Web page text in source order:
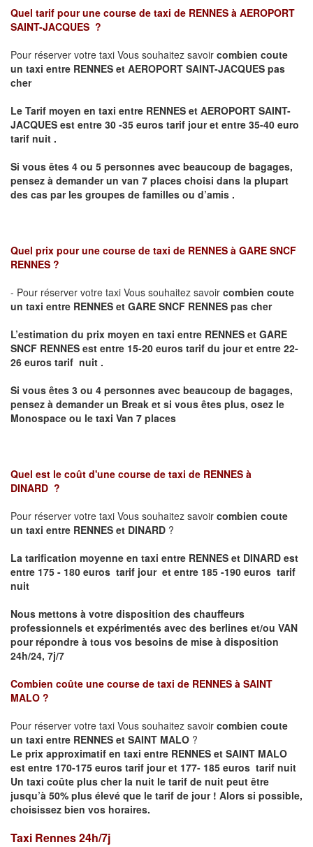
Quel tarif pour une course de taxi de RENNES à AEROPORT
SAINT-JACQUES ?
Pour réserver votre taxi Vous souhaitez savoir combien coute
un taxi entre RENNES et AEROPORT SAINT-JACQUES pas
cher
Le Tarif moyen en taxi entre RENNES et AEROPORT SAINT-
JACQUES est entre 30 -35 euros tarif jour et entre 35-40 euro
tarif nuit .
Si vous êtes 4 ou 5 personnes avec beaucoup de bagages,
pensez à demander un van 7 places choisi dans la plupart
des cas par les groupes de familles ou d’amis .
Quel prix pour une course de taxi de RENNES à GARE SNCF
RENNES ?
- Pour réserver votre taxi Vous souhaitez savoir combien coute
un taxi entre RENNES et GARE SNCF RENNES pas cher
L’estimation du prix moyen en taxi entre RENNES et GARE
SNCF RENNES est entre 15-20 euros tarif du jour et entre 22-
26 euros tarif nuit .
Si vous êtes 3 ou 4 personnes avec beaucoup de bagages,
pensez à demander un Break et si vous êtes plus, osez le
Monospace ou le taxi Van 7 places
Quel est le coût d'une course de taxi de RENNES à
DINARD ?
Pour réserver votre taxi Vous souhaitez savoir combien coute
un taxi entre RENNES et DINARD ?
La tarification moyenne en taxi entre RENNES et DINARD est
entre 175 - 180 euros tarif jour et entre 185 -190 euros tarif
nuit
Nous mettons à votre disposition des chauffeurs
professionnels et expérimentés avec des berlines et/ou VAN
pour répondre à tous vos besoins de mise à disposition
24h/24, 7j/7
Combien coûte une course de taxi de RENNES à SAINT
MALO ?
Pour réserver votre taxi Vous souhaitez savoir combien coute
un taxi entre RENNES et SAINT MALO ?
Le prix approximatif en taxi entre RENNES et SAINT MALO
est entre 170-175 euros tarif jour et 177- 185 euros tarif nuit
Un taxi coûte plus cher la nuit le tarif de nuit peut être
jusqu’à 50% plus élevé que le tarif de jour ! Alors si possible,
choisissez bien vos horaires.
Taxi Rennes 24h/7j